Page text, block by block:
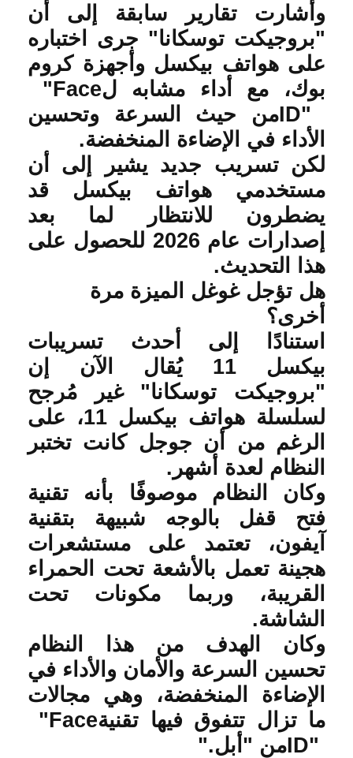
وأشارت تقارير سابقة إلى أن
"بروجيكت توسكانا" جرى اختباره
على هواتف بيكسل وأجهزة كروم
بوك، مع أداء مشابه ل"Face
ID"من حيث السرعة وتحسين
الأداء في الإضاءة المنخفضة.
لكن تسريب جديد يشير إلى أن
مستخدمي هواتف بيكسل قد
يضطرون للانتظار لما بعد
إصدارات عام 2026 للحصول على
هذا التحديث.
هل تؤجل غوغل الميزة مرة
أخرى؟
استنادًا إلى أحدث تسريبات
بيكسل 11 يُقال الآن إن
"بروجيكت توسكانا" غير مُرجح
لسلسلة هواتف بيكسل 11، على
الرغم من أن جوجل كانت تختبر
النظام لعدة أشهر .
وكان النظام موصوفًا بأنه تقنية
فتح قفل بالوجه شبيهة بتقنية
آيفون، تعتمد على مستشعرات
هجينة تعمل بالأشعة تحت الحمراء
القريبة، وربما مكونات تحت
الشاشة.
وكان الهدف من هذا النظام
تحسين السرعة والأمان والأداء في
الإضاءة المنخفضة، وهي مجالات
ما تزال تتفوق فيها تقنية"Face
ID"من "أبل".